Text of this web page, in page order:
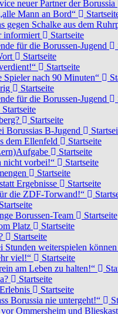
neuer Partner der Borussia
Mann an Bord“
gegen Schalke aus dem
informiert
Startseite
für die Borussen-Jugend
Startseite
Startseite
Spieler nach 90 Minuten“
Startseite
für die Borussen-Jugend
Startseite
Startseite
Borussias B-Jugend
dem Ellenfeld
Startseite
Startseite
nicht vorbei!“
Startseite
Startseite
Ergebnisse
Startseite
die ZDF-Torwand!“
Startseite
Borussen-Team
Startseite
Platz
Startseite
Startseite
Stunden weiterspielen
viel!“
Startseite
am Leben zu halten!“
Startseite
Startseite
Borussia nie untergeht!“
Ommersheim und